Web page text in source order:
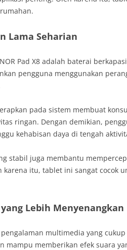
Lama Seharian
Pad X8 adalah baterai
pengguna menggunakan
pada sistem membuat
ringan. Dengan demikian,
kehabisan daya di tengah
stabil juga membantu
itu, tablet ini sangat cocok
Lebih Menyenangkan
pengalaman multimedia yang
mampu memberikan efek suara